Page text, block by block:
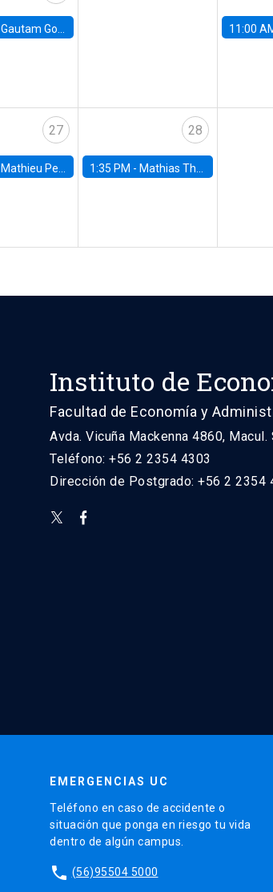
Gautam Gowrisankaran, Columbia University 11:00
27
Mathieu Pedemonte, IDB
28
1:35 PM - Mathias Thoenig, University of Lausanne
Instituto de
Facultad de Economía y
Avda. Vicuña Mackenna 4860, Macul.
Teléfono: +56 2 2354 4303
Dirección de Postgrado: +56 2 2354
EMERGENCIAS UC
Teléfono en caso de accidente o
situación que ponga en riesgo tu vida
dentro de algún campus.
phone (56)95504 5000